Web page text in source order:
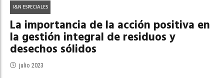
I&N ESPECIALES
La importancia de la acción positiva en
la gestión integral de residuos y
desechos sólidos
julio 2023